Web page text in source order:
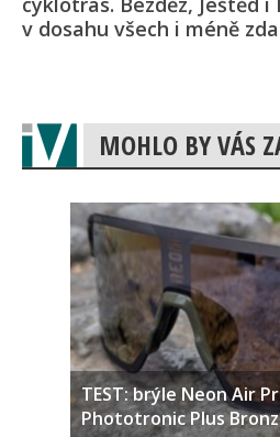
v dosahu všech i méně
MOHLO BY VÁS
TEST: brýle Neon Air
Phototronic Plus